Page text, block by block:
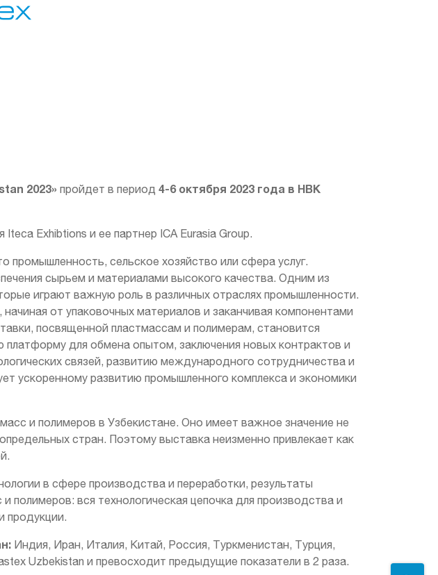
2023» пройдет в период 4-6 октября 2023 года в НВК
Exhibtions и ее партнер ICA Eurasia Group.
промышленность, сельское хозяйство или сфера услуг.
сырьем и материалами высокого качества. Одним из
играют важную роль в различных отраслях промышленности.
от упаковочных материалов и заканчивая компонентами
посвященной пластмассам и полимерам, становится
для обмена опытом, заключения новых контрактов и
связей, развитию международного сотрудничества и
ускоренному развитию промышленного комплекса и экономики
и полимеров в Узбекистане. Оно имеет важное значение не
стран. Поэтому выставка неизменно привлекает как
в сфере производства и переработки, результаты
полимеров: вся технологическая цепочка для производства и
продукции.
Индия, Иран, Италия, Китай, Россия, Туркменистан, Турция,
Uzbekistan и превосходит предыдущие показатели в 2 раза.